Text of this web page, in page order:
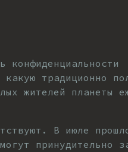
конфиденциальности
традиционно
жителей планеты
В июле
принудительно